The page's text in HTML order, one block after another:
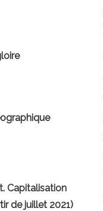
Capitalisation
de juillet 2021)